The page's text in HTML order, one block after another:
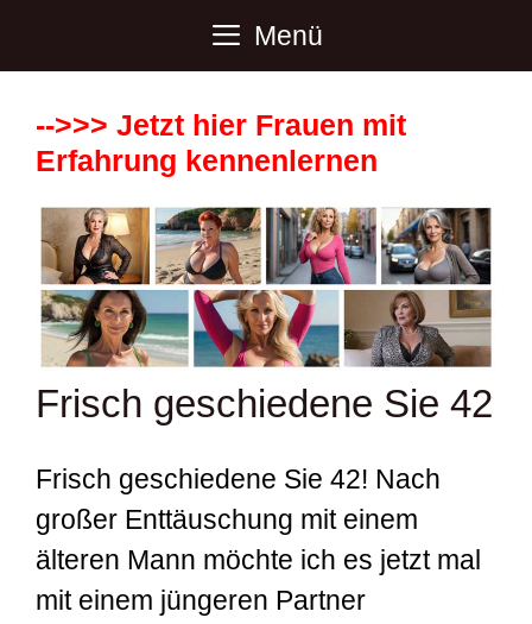
Menü
-->>> Jetzt hier Frauen mit
Erfahrung kennenlernen
Frisch geschiedene Sie 42
Frisch geschiedene Sie 42! Nach
großer Enttäuschung mit einem
älteren Mann möchte ich es jetzt mal
mit einem jüngeren Partner